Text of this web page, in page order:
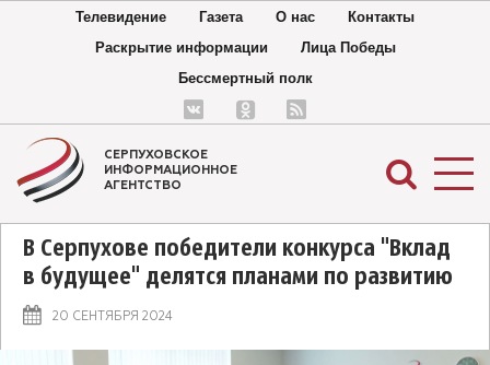
Телевидение Газета О нас
Контакты
Раскрытие информации
Лица Победы
Бессмертный полк
СЕРПУХОВСКОЕ
ИНФОРМАЦИОННОЕ
АГЕНТСТВО
В Серпухове победители конкурса "Вклад
в будущее" делятся планами по развитию
20 СЕНТЯБРЯ 2024